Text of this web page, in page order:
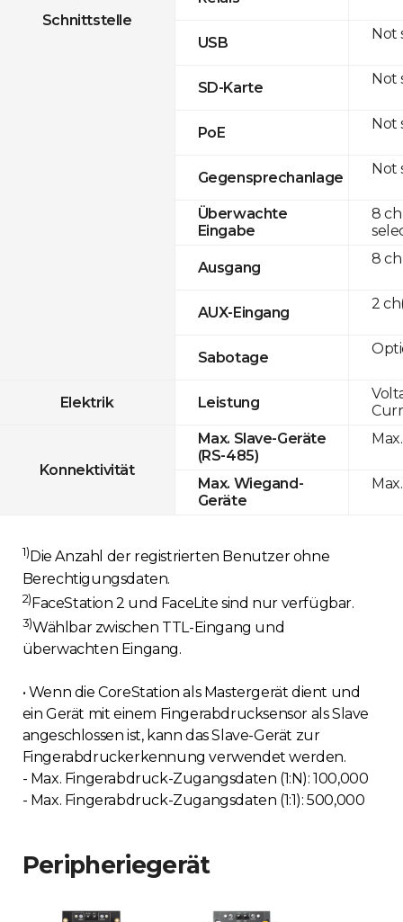
Schnittstelle
USB
SD-Karte
PoE
Gegensprechanlage
Überwachte
Eingabe
Ausgang
AUX-Eingang
Sabotage
Elektrik Leistung
Konnektivität
Max. Slave-Geräte
(RS-485)
Max. Wiegand-
Geräte
Not
Not
Not
Not
8
8 ch
2
1) Die Anzahl der registrierten Benutzer ohne
Berechtigungsdaten.
2)FaceStation 2 und FaceLite sind nur verfügbar.
3)Wählbar zwischen TTL-Eingang und
überwachten Eingang.
• Wenn die CoreStation als Mastergerät dient und
ein Gerät mit einem Fingerabdrucksensor als Slave
angeschlossen ist, kann das Slave-Gerät zur
Fingerabdruckerkennung verwendet werden.
- Max. Fingerabdruck-Zugangsdaten (1:N): 100,000
- Max. Fingerabdruck-Zugangsdaten (1:1): 500,000
Peripheriegerät